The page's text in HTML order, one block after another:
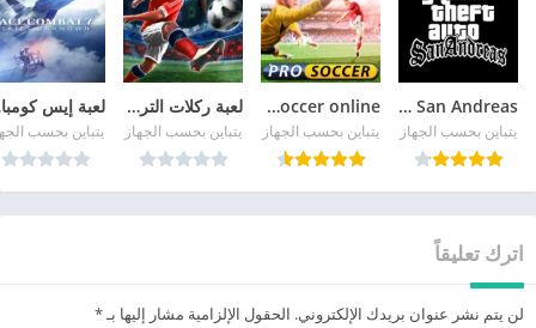
GTA San Andreas
يتباين بحسب الجهاز
pro soccer online مهكرة
يتباين بحسب الجهاز
لعبة ركلات الترجيح
يتباين بحسب الجهاز يتباين بحسب
اترك تعليقاً
لن يتم نشر عنوان بريدك الإلكتروني. الحقول الإلزامية مشار إليها بـ*